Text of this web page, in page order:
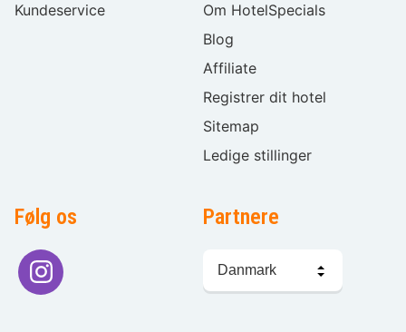
Kundeservice
Om HotelSpecials
Blog
Affiliate
Registrer dit hotel
Sitemap
Ledige stillinger
Følg os Partnere